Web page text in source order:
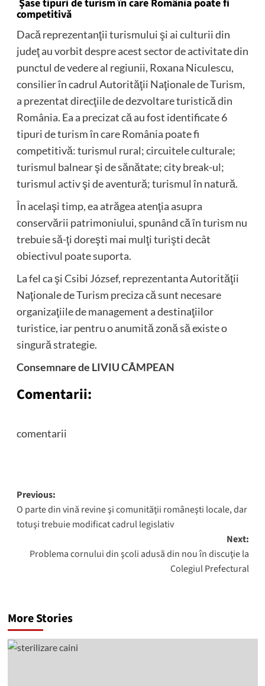
Şase tipuri de turism în care România poate fi
competitivă
Dacă reprezentanţii turismului şi ai culturii din
judeţ au vorbit despre acest sector de activitate din
punctul de vedere al regiunii, Roxana Niculescu,
consilier în cadrul Autorităţii Naţionale de Turism,
a prezentat direcţiile de dezvoltare turistică din
România. Ea a precizat că au fost identificate 6
tipuri de turism în care România poate fi
competitivă: turismul rural; circuitele culturale;
turismul balnear şi de sănătate; city break-ul;
turismul activ şi de aventură; turismul în natură.
În acelaşi timp, ea atrăgea atenţia asupra
conservării patrimoniului, spunând că în turism nu
trebuie să-ţi doreşti mai mulţi turişti decât
obiectivul poate suporta.
La fel ca şi Csibi József, reprezentanta Autorităţii
Naţionale de Turism preciza că sunt necesare
organizaţiile de management a destinaţiilor
turistice, iar pentru o anumită zonă să existe o
singură strategie.
Consemnare de LIVIU CÂMPEAN
Comentarii:
comentarii
Post
navigation
Previous:
O parte din vină revine şi comunităţii româneşti locale, dar
totuşi trebuie modificat cadrul legislativ
Next:
Problema cornului din şcoli adusă din nou în discuţie la
Colegiul Prefectural
More Stories